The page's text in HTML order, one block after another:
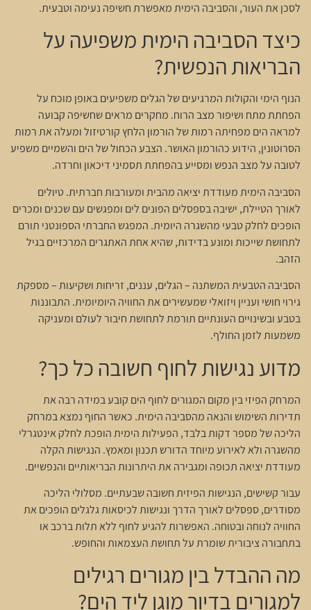
לסכן את העור, והסביבה הימית מאפשרת חשיפה נעימה וטבעית.
כיצד הסביבה הימית משפיעה על
הבריאות הנפשית?
הנוף הימי והקולות המרגיעים של הגלים משפיעים באופן מוכח על
הפחתת מתח ושיפור מצב הרוח. מחקרים מראים שחשיפה קבועה
למראה הים מפחיתה רמות של הורמון הלחץ קורטיזול ומעלה את רמות
הסרוטונין, הידוע כהורמון האושר. הצבע הכחול של הים והשמיים משפיע
לטובה על מצב הנפש ומסייע בהפחתת תסמיני דיכאון וחרדה.
הסביבה הימית מעודדת יציאה מהבית ומעורבות חברתית. טיולים
לאורך הטיילת, ישיבה בספסלים הפונים לים ומפגשים עם שכנים ומכרים
הופכים לחלק טבעי מהשגרה היומית. המפגש החברתי הספונטני תורם
לתחושת שייכות ומונע בדידות, שהיא אחת האתגרים המרכזיים בגיל
הזהב.
הסביבה הטבעית המשתנה – הגלים, עננים, זריחות ושקיעות – מספקת
גירוי חושי ועניין ויזואלי שמעשירים את החוויה היומיומית. התבוננות
בטבע ובשינויים העונתיים תורמת לתחושת חיבור לעולם ומעניקה
משמעות לזמן החולף.
מדוע נגישות לחוף חשובה כל כך?
המרחק הפיזי בין מקום המגורים לחוף הים קובע במידה רבה את
תדירות השימוש והנאה מהסביבה הימית. כאשר החוף נמצא במרחק
הליכה של מספר דקות בלבד, הפעילות הימית הופכת לחלק אינטגרלי
מהשגרה ולא לאירוע מיוחד הדורש תכנון ומאמץ. הנגישות הקלה
מעודדת יציאה תכופה ומגבירה את היתרונות הבריאותיים והנפשיים.
עבור קשישים, הנגישות הפיזית חשובה שבעתיים. מסלולי הליכה
מסודרים, ספסלים לאורך הדרך ונגישות לכיסאות גלגלים הופכים את
החוויה לנוחה ובטוחה. האפשרות להגיע לחוף ללא תלות ברכב או
בתחבורה ציבורית שומרת על תחושת העצמאות והחופש.
מה ההבדל בין מגורים רגילים
למגורים בדיור מוגן ליד הים?